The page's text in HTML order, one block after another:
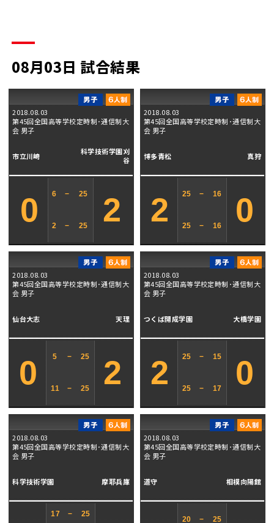
08月03日 試合結果
2018.08.03
第45回全国高等学校定時制･通信制大
会 男子
市立川崎
科学技術学園刈
谷
0 6 − 25
2 − 25 2
2018.08.03
第45回全国高等学校定時制･通信制大
会 男子
博多青松 真狩
2 25 − 16
25 − 16 0
2018.08.03
第45回全国高等学校定時制･通信制大
会 男子
仙台大志 天理
0 5 − 25
11 − 25 2
2018.08.03
第45回全国高等学校定時制･通信制大
会 男子
つくば開成学園 大橋学園
2 25 − 15
25 − 17 0
2018.08.03
第45回全国高等学校定時制･通信制大
会 男子
科学技術学園 摩耶兵庫
17 − 25
2018.08.03
第45回全国高等学校定時制･通信制大
会 男子
道守 相模向陽館
20 − 25